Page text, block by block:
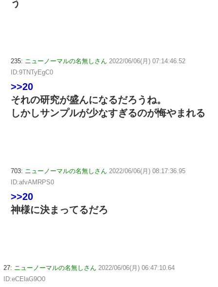
う
235: ニューノーマルの名無しさん 2022/06/06(月) 07:14:46.52
ID:9TNTyEgC0
>>20
それの研究が盛んになるだろうね。
しかしサンプルが少なすぎるのが悔やまれる
703: ニューノーマルの名無しさん 2022/06/06(月) 08:17:36.95
ID:afvAMRPS0
>>20
神様に決まってるだろ
27: ニューノーマルの名無しさん 2022/06/06(月) 06:47:10.64
ID:eCElaG9O0